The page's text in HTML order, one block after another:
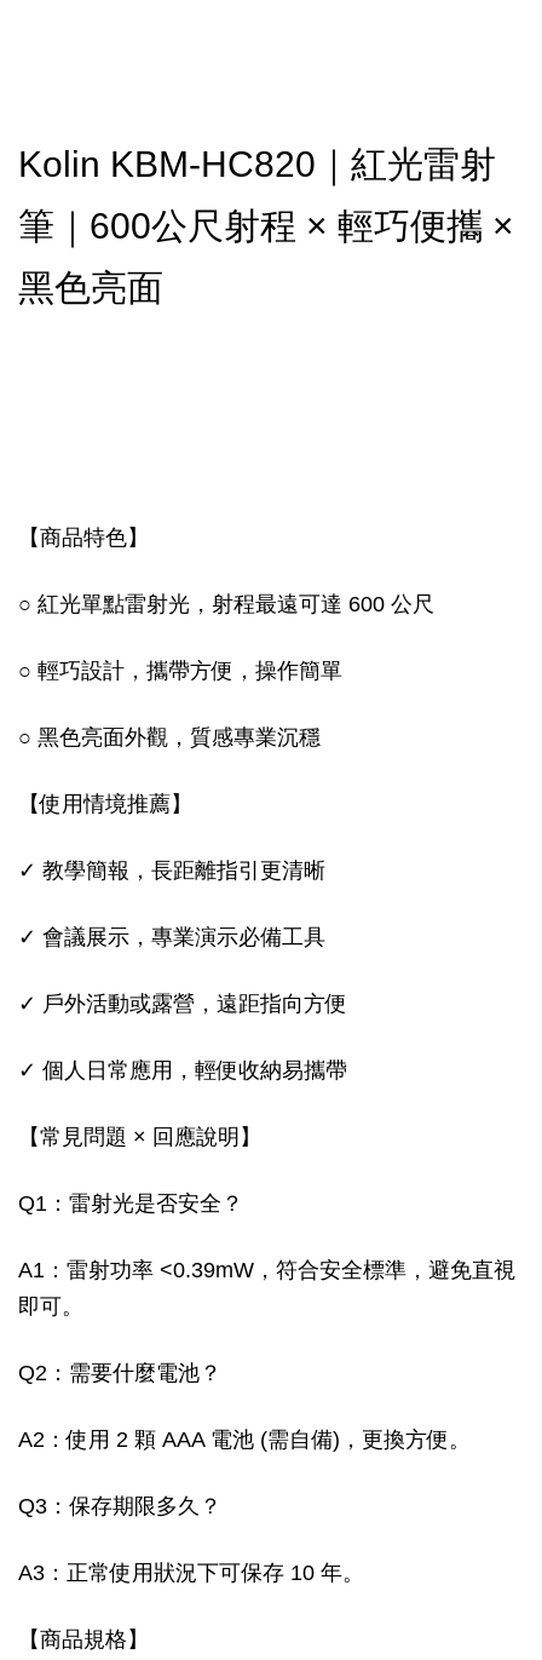
Kolin KBM-HC820｜紅光雷射
筆｜600公尺射程 × 輕巧便攜 ×
黑色亮面
【商品特色】
○ 紅光單點雷射光，射程最遠可達 600 公尺
○ 輕巧設計，攜帶方便，操作簡單
○ 黑色亮面外觀，質感專業沉穩
【使用情境推薦】
✓ 教學簡報，長距離指引更清晰
✓ 會議展示，專業演示必備工具
✓ 戶外活動或露營，遠距指向方便
✓ 個人日常應用，輕便收納易攜帶
【常見問題 × 回應說明】
Q1：雷射光是否安全？
A1：雷射功率 <0.39mW，符合安全標準，避免直視
即可。
Q2：需要什麼電池？
A2：使用 2 顆 AAA 電池 (需自備)，更換方便。
Q3：保存期限多久？
A3：正常使用狀況下可保存 10 年。
【商品規格】